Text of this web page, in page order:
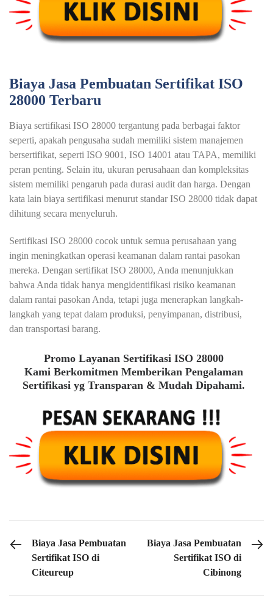
Biaya Jasa Pembuatan Sertifikat ISO
28000 Terbaru
Biaya sertifikasi ISO 28000 tergantung pada berbagai faktor
seperti, apakah pengusaha sudah memiliki sistem manajemen
bersertifikat, seperti ISO 9001, ISO 14001 atau TAPA, memiliki
peran penting. Selain itu, ukuran perusahaan dan kompleksitas
sistem memiliki pengaruh pada durasi audit dan harga. Dengan
kata lain biaya sertifikasi menurut standar ISO 28000 tidak dapat
dihitung secara menyeluruh.
Sertifikasi ISO 28000 cocok untuk semua perusahaan yang
ingin meningkatkan operasi keamanan dalam rantai pasokan
mereka. Dengan sertifikat ISO 28000, Anda menunjukkan
bahwa Anda tidak hanya mengidentifikasi risiko keamanan
dalam rantai pasokan Anda, tetapi juga menerapkan langkah-
langkah yang tepat dalam produksi, penyimpanan, distribusi,
dan transportasi barang.
Promo Layanan Sertifikasi ISO 28000
Kami Berkomitmen Memberikan Pengalaman
Sertifikasi yg Transparan & Mudah Dipahami.
PREVIOUS POST
Biaya Jasa Pembuatan
Sertifikat ISO di
Citeureup
NEXT POST
Biaya Jasa Pembuatan
Sertifikat ISO di
Cibinong